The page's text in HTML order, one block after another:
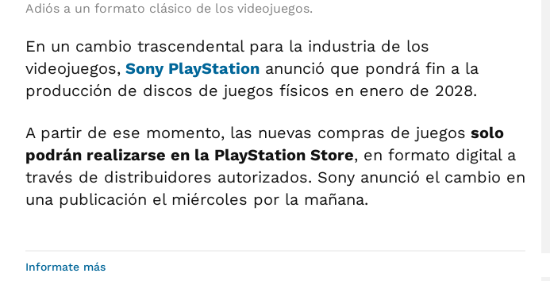
Adiós a un formato clásico de los videojuegos.
En un cambio trascendental para la industria de los
videojuegos, Sony PlayStation anunció que pondrá fin a la
producción de discos de juegos físicos en enero de 2028.
A partir de ese momento, las nuevas compras de juegos solo
podrán realizarse en la PlayStation Store, en formato digital a
través de distribuidores autorizados. Sony anunció el cambio en
una publicación el miércoles por la mañana.
Informate más